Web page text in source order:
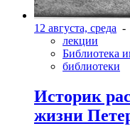
12 августа, среда -
лекции
Библиотека
библиотеки
Историк
жизни